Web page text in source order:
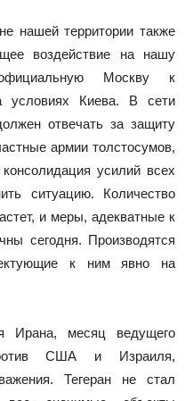
нашей территории также
воздействие на нашу
Москву к
условиях Киева. В сети
отвечать за защиту
армии толстосумов,
усилий всех
ситуацию. Количество
и меры, адекватные к
сегодня. Производятся
к ним явно на
Ирана, месяц ведущего
США и Израиля,
Тегеран не стал